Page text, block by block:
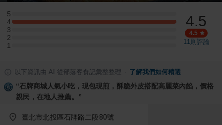
5
5 星：0 則評論
4
4 星：1 則評論
3
3 星：0 則評論
2
2 星：0 則評論
1
1 星：0 則評論
4.5
4.5
11則評論
以下資訊由 AI 從部落客食記彙整整理 了解我們如何精選
“石牌商城人氣小吃，現包現煎，酥脆外皮搭配高麗菜內餡，價格
親民，在地人推薦。 ”
臺北市北投區石牌路二段80號